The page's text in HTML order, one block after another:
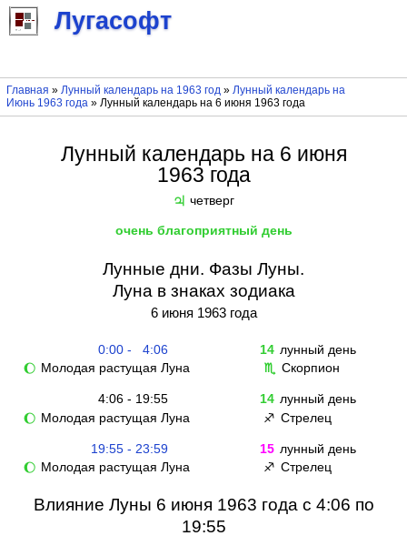
Лугасофт
Главная » Лунный календарь на 1963 год» Лунный календарь на
Июнь 1963 года» Лунный календарь на 6 июня 1963 года
Лунный календарь на 6 июня
1963 года
♃ четверг
очень благоприятный день
Лунные дни. Фазы Луны.
Луна в знаках зодиака
6 июня 1963 года
0:00 - 4:06 14 лунный день
🌔 Молодая растущая Луна ♏ Скорпион
4:06 - 19:55 14 лунный день
🌔 Молодая растущая Луна ♐ Стрелец
19:55 - 23:59 15 лунный день
🌔 Молодая растущая Луна ♐ Стрелец
Влияние Луны 6 июня 1963 года с 4:06 по
19:55